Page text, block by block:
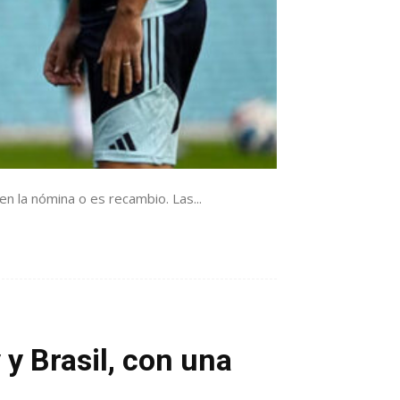
la nómina o es recambio. Las...
Brasil, con una